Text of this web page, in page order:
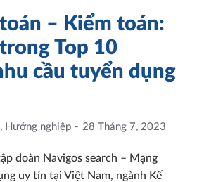
– Kiểm toán:
Top 10
cầu tuyển dụng
, Hướng nghiệp 28 Tháng 7, 2023
đoàn Navigos search – Mạng
uy tín tại Việt Nam, ngành Kế